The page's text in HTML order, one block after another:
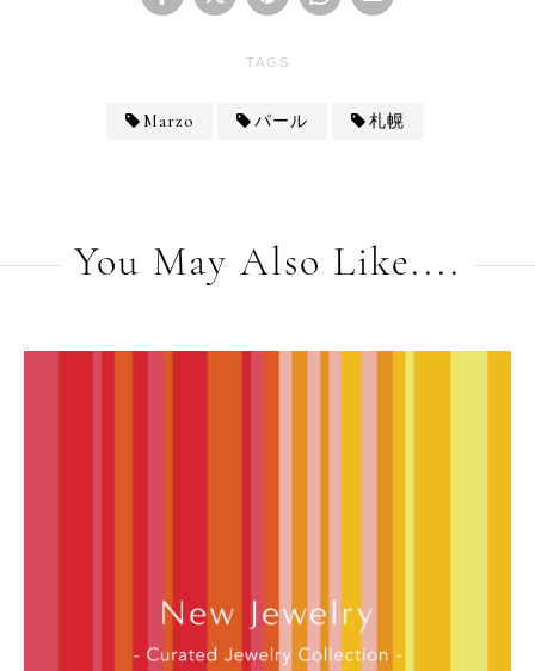
TAGS
Marzo パール 札幌
You May Also Like....